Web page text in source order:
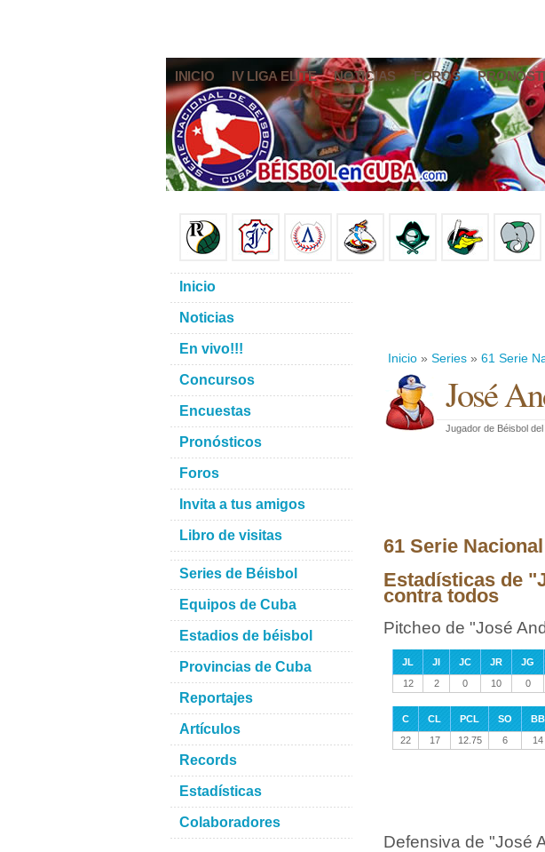
INICIO IV LIGA ELITE NOTICIAS FOROS
Inicio » Series » 61 Serie
José
Jugador de Béisbol del
61 Serie
Estadísticas de
contra todos
Pitcheo de "José
JL JI JC JR JG
12
2 0 10 0
C CL PCL SO BB
22
17 12.75 6 14
Defensiva de "José
Inicio
Noticias
En vivo!!!
Concursos
Encuestas
Pronósticos
Foros
Invita a tus amigos
Libro de visitas
Series de Béisbol
Equipos de Cuba
Estadios de béisbol
Provincias de Cuba
Reportajes
Artículos
Records
Estadísticas
Colaboradores